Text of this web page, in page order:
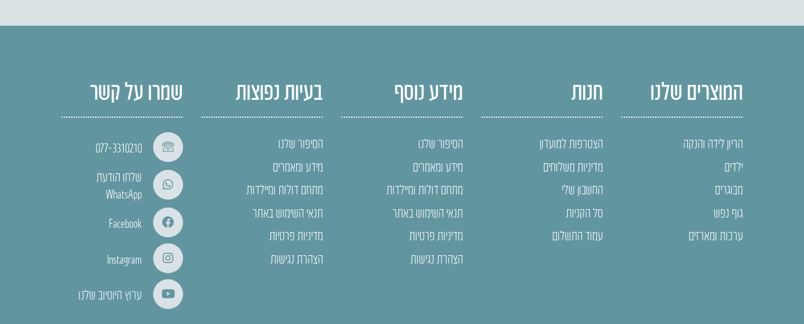
המוצרים שלנו
הריון לידה והנקה
ילדים
מבוגרים
גוף נפש
ערכות ומארזים
חנות
הצטרפות למועדון
מדיניות משלוחים
החשבון שלי
סל הקניות
עמוד התשלום
מידע נוסף
הסיפור שלנו
מידע ומאמרים
מתחם דולות ומיילדות
תנאי השימוש באתר
מדיניות פרטיות
הצהרת נגישות
בעיות נפוצות
הסיפור שלנו
מידע ומאמרים
מתחם דולות ומיילדות
תנאי השימוש באתר
מדיניות פרטיות
הצהרת נגישות
שמרו על קשר
077-3310210
שלחו הודעת
WhatsApp
Facebook
Instagram
ערוץ היוטיוב שלנו